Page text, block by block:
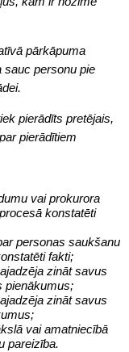
pārkāpuma
sauc personu pie
pierādīts pretējais,
pierādītiem
vai prokurora
konstatēti
personas saukšanu
fakti;
zināt savus
pienākumus;
zināt savus
vai amatniecībā
pareizība.